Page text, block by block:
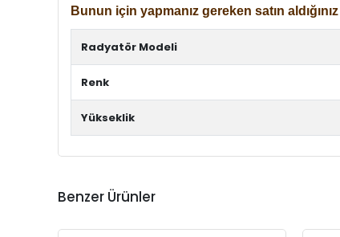
Bunun için yapmanız gereken satın
Radyatör Modeli
Renk
Yükseklik
Benzer Ürünler